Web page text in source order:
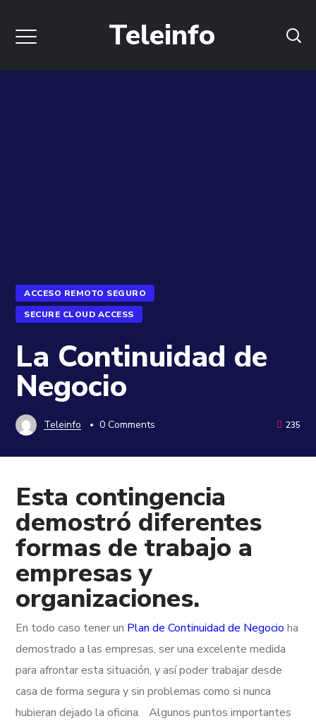
Teleinfo
ACCESO REMOTO SEGURO
SECURE CLOUD ACCESS
La Continuidad de
Negocio
Teleinfo 0 Comments 235
Esta contingencia
demostró diferentes
formas de trabajo a
empresas y
organizaciones.
En todo caso tener un Plan de Continuidad de Negocio ha
demostrado a las empresas, ser una excelente medida
para afrontar esta situación, y así poder trabajar desde
casa de forma segura y sin problemas como si nunca
hubieran dejado la oficina.
Algunos puntos importantes